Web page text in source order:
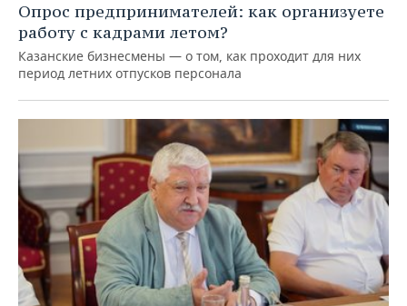
Опрос предпринимателей: как организуете
работу с кадрами летом?
Казанские бизнесмены — о том, как проходит для них
период летних отпусков персонала